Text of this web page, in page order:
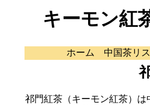
キーモン
ホーム 中国茶リ
祁門紅茶（キーモン紅茶）